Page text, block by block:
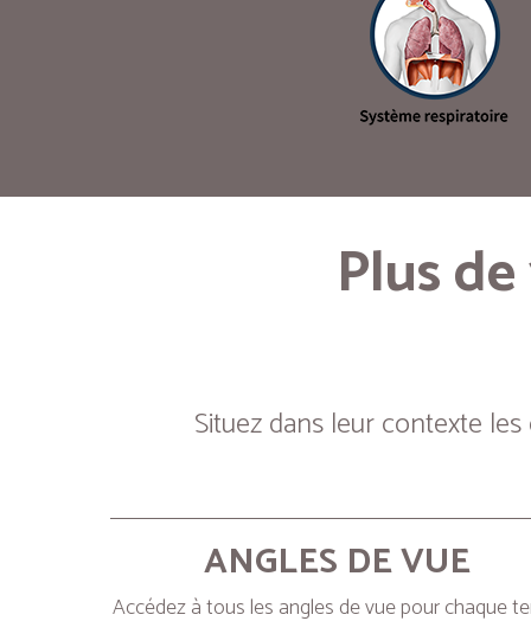
Plus
Situez dans leur contexte
ANGLES DE VUE
Accédez à tous les angles de vue pour chaque